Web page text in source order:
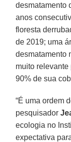
desmatamento
anos
floresta
de 2019; uma
desmatamento
muito
90% de sua
“É uma ordem
pesquisador
ecologia no
expectativa